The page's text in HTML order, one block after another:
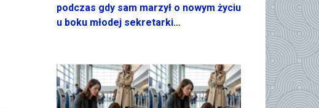
podczas gdy sam marzył o nowym życiu
u boku młodej sekretarki…